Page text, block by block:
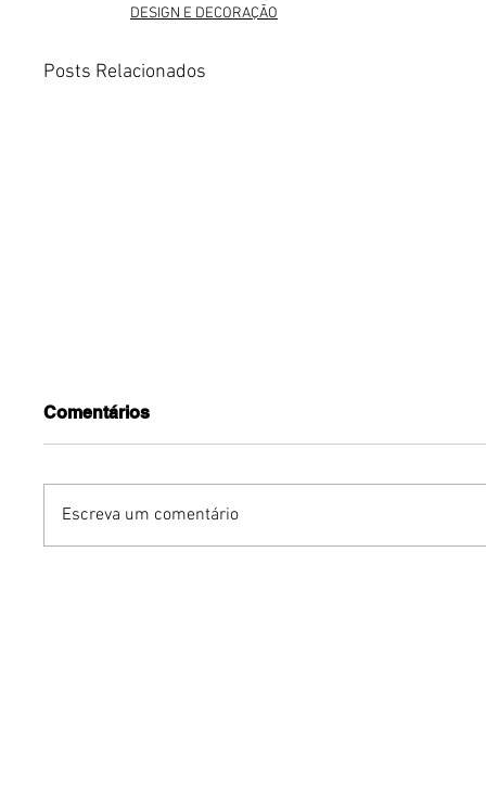
DESIGN E DECORAÇÃO
Posts Relacionados
Comentários
Escreva um comentário